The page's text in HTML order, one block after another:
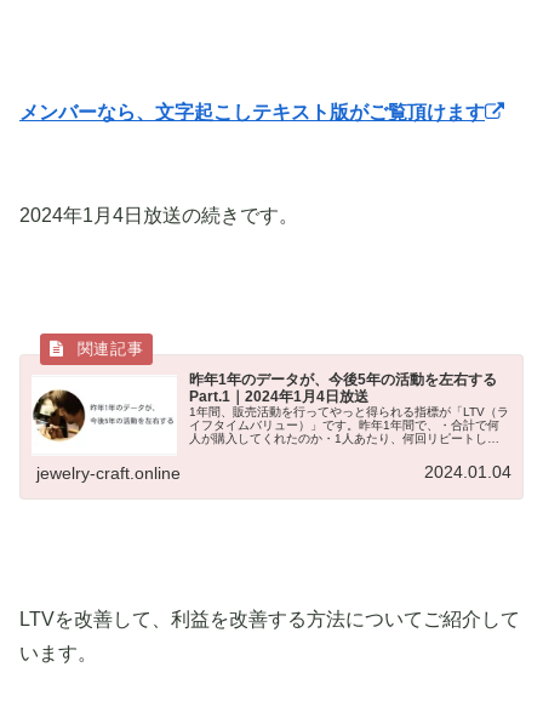
メンバーなら、文字起こしテキスト版がご覧頂けます
2024年1月4日放送の続きです。
昨年1年のデータが、今後5年の活動を左右する
Part.1｜2024年1月4日放送
1年間、販売活動を行ってやっと得られる指標が「LTV（ラ
イフタイムバリュー）」です。昨年1年間で、・合計で何
人が購入してくれたのか・1人あたり、何回リピートして
jewelry-craft.online 2024.01.04
LTVを改善して、利益を改善する方法についてご紹介して
います。